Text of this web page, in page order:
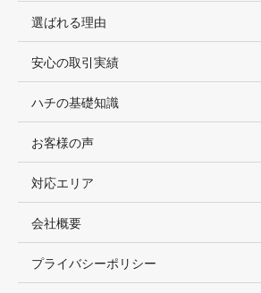
選ばれる理由
安心の取引実績
ハチの基礎知識
お客様の声
対応エリア
会社概要
プライバシーポリシー